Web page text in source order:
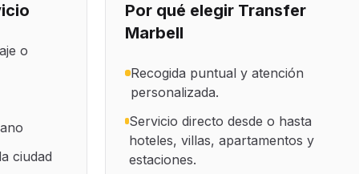
o
ciudad
Por qué elegir Transfer
Marbell
Recogida puntual y atención
personalizada.
Servicio directo desde o hasta
hoteles, villas, apartamentos y
estaciones.